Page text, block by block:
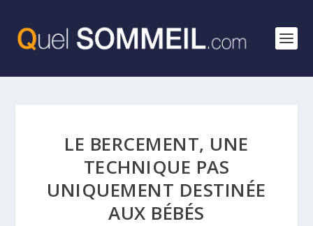
LE BERCEMENT, UNE
TECHNIQUE PAS
UNIQUEMENT DESTINÉE
AUX BÉBÉS